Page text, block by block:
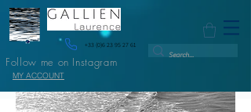
+33 (0)6 23 95 27 61
Follow me on Instagram
MY ACCOUNT